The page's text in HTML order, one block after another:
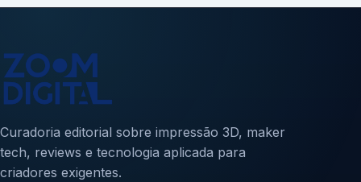
Curadoria editorial sobre impressão 3D, maker
tech, reviews e tecnologia aplicada para
criadores exigentes.